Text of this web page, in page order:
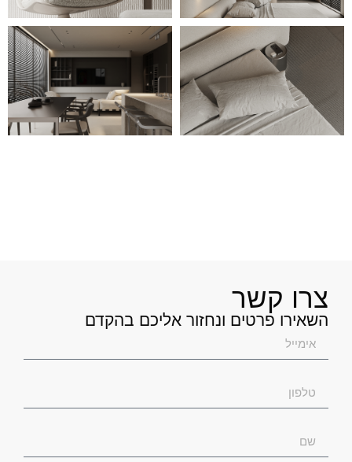
צרו קשר
השאירו פרטים ונחזור אליכם בהקדם